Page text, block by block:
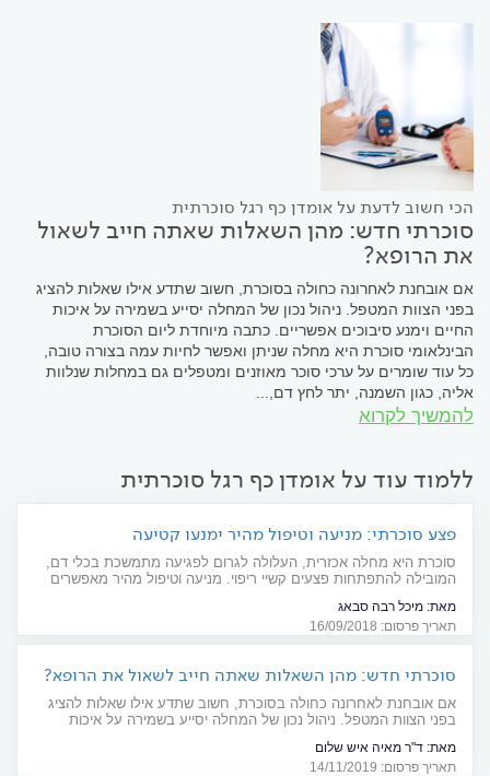
הכי חשוב לדעת על אומדן כף רגל סוכרתית
סוכרתי חדש: מהן השאלות שאתה חייב לשאול
את הרופא?
אם אובחנת לאחרונה כחולה בסוכרת, חשוב שתדע אילו שאלות להציג
בפני הצוות המטפל. ניהול נכון של המחלה יסייע בשמירה על איכות
החיים וימנע סיבוכים אפשריים. כתבה מיוחדת ליום הסוכרת
הבינלאומי סוכרת היא מחלה שניתן ואפשר לחיות עמה בצורה טובה,
כל עוד שומרים על ערכי סוכר מאוזנים ומטפלים גם במחלות שנלוות
אליה, כגון השמנה, יתר לחץ דם,...
להמשיך לקרוא
ללמוד עוד על אומדן כף רגל סוכרתית
פצע סוכרתי: מניעה וטיפול מהיר ימנעו קטיעה
סוכרת היא מחלה אכזרית, העלולה לגרום לפגיעה מתמשכת בכלי דם,
המובילה להתפתחות פצעים קשיי ריפוי. מניעה וטיפול מהיר מאפשרים
החידושים בתחום
מאת: מיכל רבה סבאג
תאריך פרסום: 16/09/2018
סוכרתי חדש: מהן השאלות שאתה חייב לשאול את הרופא?
אם אובחנת לאחרונה כחולה בסוכרת, חשוב שתדע אילו שאלות להציג
בפני הצוות המטפל. ניהול נכון של המחלה יסייע בשמירה על איכות
מאת: ד"ר מאיה איש שלום
תאריך פרסום: 14/11/2019